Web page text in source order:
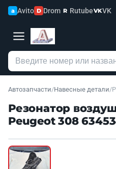
a Avito D Drom R RutubeVKVK
Автозапчасти/Навесные детали/
Резонатор
Peugeot 308
Б/У В НАЛИЧИИ